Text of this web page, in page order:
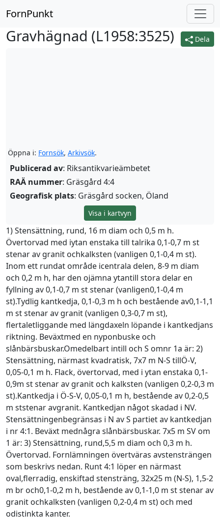
FornPunkt
Dela
Gravhägnad (L1958:3525)
Öppna i: Fornsök, Arkivsök.
Publicerad av: Riksantikvarieämbetet
RAÄ nummer: Gräsgård 4:4
Geografisk plats: Gräsgård socken, Öland
Visa i kartvyn
1) Stensättning, rund, 16 m diam och 0,5 m h.
Övertorvad med iytan enstaka till talrika 0,1-0,7 m st
stenar av granit ochkalksten (vanligen 0,1-0,4 m st).
Inom ett rundat område icentrala delen, 8-9 m diam
och 0,2 m h, har den ojämna ytantill stora delar en
fyllning av 0,1-0,7 m st stenar (vanligen0,1-0,4 m
st).Tydlig kantkedja, 0,1-0,3 m h och bestående av0,1-1,1
m st stenar av granit (vanligen 0,3-0,7 m st),
flertaletliggande med längdaxeln löpande i kantkedjans
riktning. Beväxtmed en nyponbuske och
slånbärsbuskar.Omedelbart intill och S omnr 1a är: 2)
Stensättning, närmast kvadratisk, 7x7 m N-S tillÖ-V,
0,05-0,1 m h. Flack, övertorvad, med i ytan enstaka 0,1-
0,9m st stenar av granit och kalksten (vanligen 0,2-0,3 m
st).Kantkedja i Ö-S-V, 0,05-0,1 m h, bestående av 0,2-0,5
m ststenar avgranit. Kantkedjan något skadad i NV.
Stensättningenbegränsas i N av S partiet av kantkedjan
i nr 4:1. Beväxt mednågra slånbärsbuskar. 7x5 m SV om
1 är: 3) Stensättning, rund,5,5 m diam och 0,3 m h.
Övertorvad. Fornlämningen övertväras avstensträngen
som beskrivs nedan. Runt 4:1 löper en närmast
oval,flerradig, enskiftad stensträng, 32x25 m (N-S), 1,5-2
m br och0,1-0,2 m h, bestående av 0,1-1,0 m st stenar av
granit ochkalksten (vanligen 0,2-0,4 m st) och med
odistinkta kanter.